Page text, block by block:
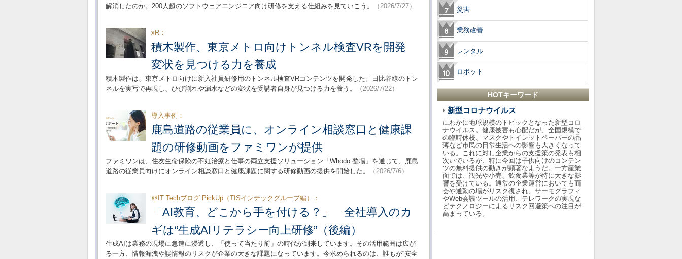
解消したのか。200人超のソフトウェアエンジニア向け研修を支える仕組みを見ていこう。
（2026/7/27）
xR：
積木製作、東京メトロ向けトンネル検査VRを開発
変状を見つける力を養成
積木製作は、東京メトロ向けに新入社員研修用のトンネル検査VRコンテンツを開発した。日比谷線のトン
ネルを実写で再現し、ひび割れや漏水などの変状を受講者自身が見つける力を養う。
（2026/7/22）
導入事例：
鹿島道路の従業員に、オンライン相談窓口と健康課
題の研修動画をファミワンが提供
ファミワンは、住友生命保険の不妊治療と仕事の両立支援ソリューション「Whodo 整場」を通じて、鹿島
道路の従業員向けにオンライン相談窓口と健康課題に関する研修動画の提供を開始した。
（2026/7/6）
＠IT Techブログ PickUp（TISインテックグループ編）：
「AI教育、どこから手を付ける？」 全社導入のカ
ギは“生成AIリテラシー向上研修”（後編）
生成AIは業務の現場に急速に浸透し、「使って当たり前」の時代が到来しています。その活用範囲は広が
る一方、情報漏洩や誤情報のリスクが企業の大きな課題になっています。今求められるのは、誰もが“安全
災害
業務改善
レンタル
ロボット
HOTキーワード
新型コロナウイルス
にわかに地球規模のトピックとなった新型コロ
ナウイルス。健康被害も心配だが、全国規模で
の臨時休校、マスクやトイレットペーパーの品
薄など市民の日常生活への影響も大きくなって
いる。これに対し企業からの支援策の発表も相
次いでいるが、特に今回は子供向けのコンテン
ツの無料提供の動きが顕著なようだ。一方産業
面では、観光や小売、飲食業等が特に大きな影
響を受けている。通常の企業運営においても面
会や通勤の場がリスク視され、サーモグラフィ
やWeb会議ツールの活用、テレワークの実現な
どテクノロジーによるリスク回避策への注目が
高まっている。